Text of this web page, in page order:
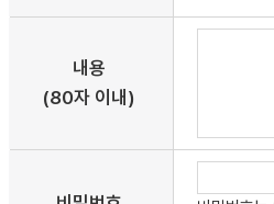
내용
(80자 이내)